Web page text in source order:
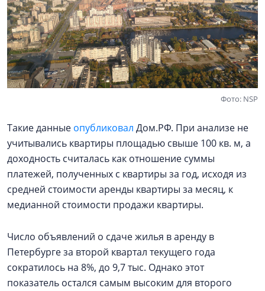
Фото: NSP
Такие данные опубликовал Дом.РФ. При анализе не
учитывались квартиры площадью свыше 100 кв. м, а
доходность считалась как отношение суммы
платежей, полученных с квартиры за год, исходя из
средней стоимости аренды квартиры за месяц, к
медианной стоимости продажи квартиры.
Число объявлений о сдаче жилья в аренду в
Петербурге за второй квартал текущего года
сократилось на 8%, до 9,7 тыс. Однако этот
показатель остался самым высоким для второго